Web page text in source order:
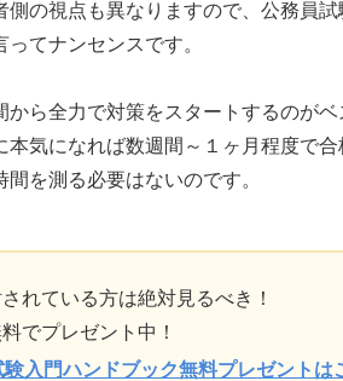
側の視点も異なりますので、公務員
てナンセンスです。
から全力で対策をスタートするのが
本気になれば数週間～１ヶ月程度で
を測る必要はないのです。
れている方は絶対見るべき！
でプレゼント中！
入門ハンドブック無料プレゼントは